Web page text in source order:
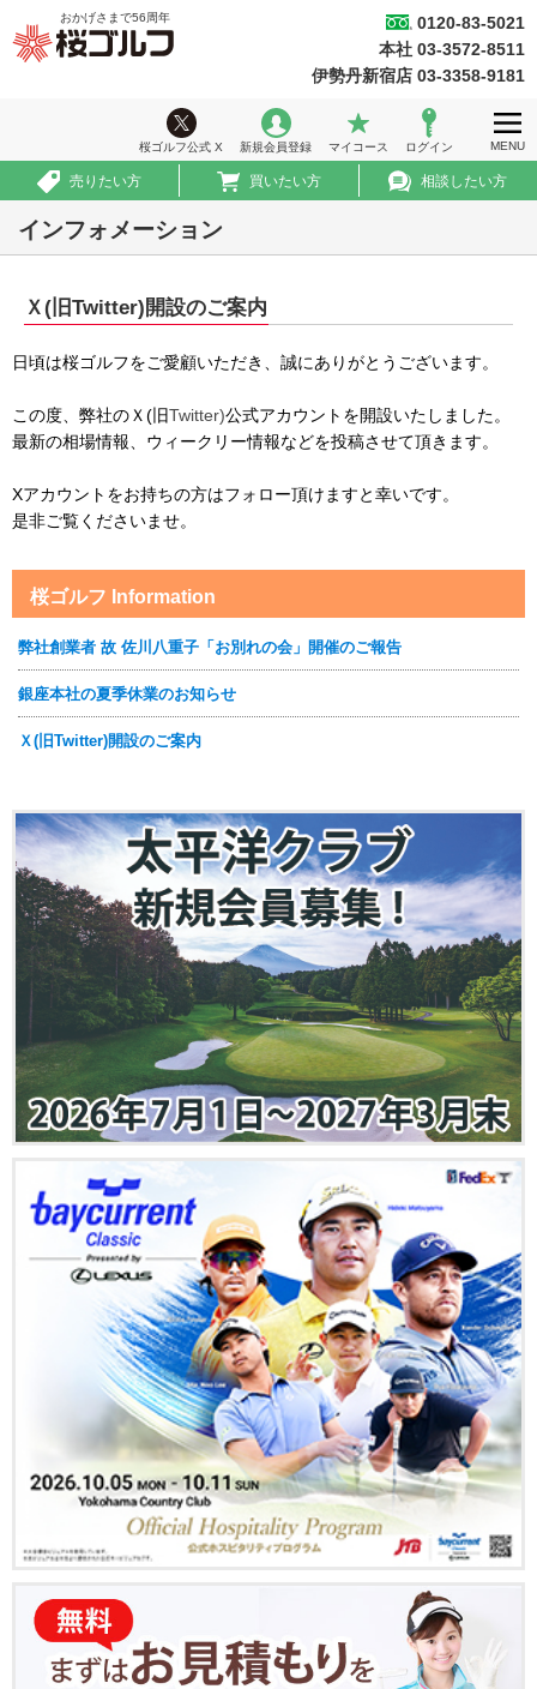
ホーム
ウィークリー情報
ゴルフ会員権情報
法人のお客様
会社案内
おかげさまで56 周年
桜ゴルフ公式 X 新規会員登録 マイコース ログイン MENU
0120-83-5021
本社 03-3572-8511
伊勢丹新宿店 03-3358-9181
売りたい方 買いたい方 相談したい方
インフォメーション
Ｘ(旧Twitter)開設のご案内
日頃は桜ゴルフをご愛顧いただき、誠にありがとうございます。
この度、弊社のＸ(旧Twitter)公式アカウントを開設いたしました。
最新の相場情報、ウィークリー情報などを投稿させて頂きます。
Xアカウントをお持ちの方はフォロー頂けますと幸いです。
是非ご覧くださいませ。
桜ゴルフ Information
弊社創業者 故 佐川八重子「お別れの会」開催のご報告
銀座本社の夏季休業のお知らせ
Ｘ(旧Twitter)開設のご案内